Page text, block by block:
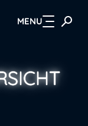
MENU